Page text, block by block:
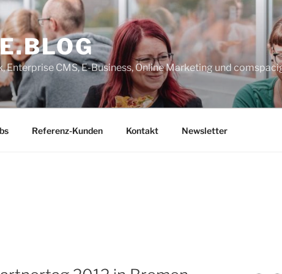
Enterprise CMS, E-Business, Online Marketing und
Referenz-Kunden Kontakt Newsletter